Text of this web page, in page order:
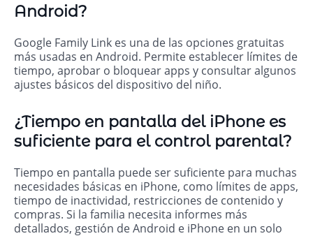
Android?
Google Family Link es una de las opciones gratuitas
más usadas en Android. Permite establecer límites de
tiempo, aprobar o bloquear apps y consultar algunos
ajustes básicos del dispositivo del niño.
¿Tiempo en pantalla del iPhone es
suficiente para el control parental?
Tiempo en pantalla puede ser suficiente para muchas
necesidades básicas en iPhone, como límites de apps,
tiempo de inactividad, restricciones de contenido y
compras. Si la familia necesita informes más
detallados, gestión de Android e iPhone en un solo